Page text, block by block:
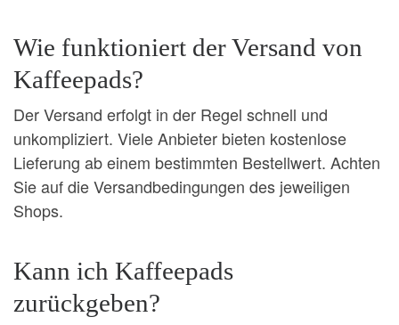
Wie funktioniert der Versand von
Kaffeepads?
Der Versand erfolgt in der Regel schnell und
unkompliziert. Viele Anbieter bieten kostenlose
Lieferung ab einem bestimmten Bestellwert. Achten
Sie auf die Versandbedingungen des jeweiligen
Shops.
Kann ich Kaffeepads
zurückgeben?